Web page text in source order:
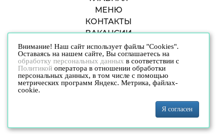
МЕНЮ
КОНТАКТЫ
ВАКАНСИИ
Согласие на обработку персональных данных
Внимание! Наш сайт использует файлы "Cookies".
Оставаясь на нашем сайте, Вы соглашаетесь на
обработку персональных данных в соответствии с
Политикой оператора в отношении обработки
персональных данных, в том числе с помощью
метрических программ Яндекс. Метрика, файлах-
cookie.
Я согласен